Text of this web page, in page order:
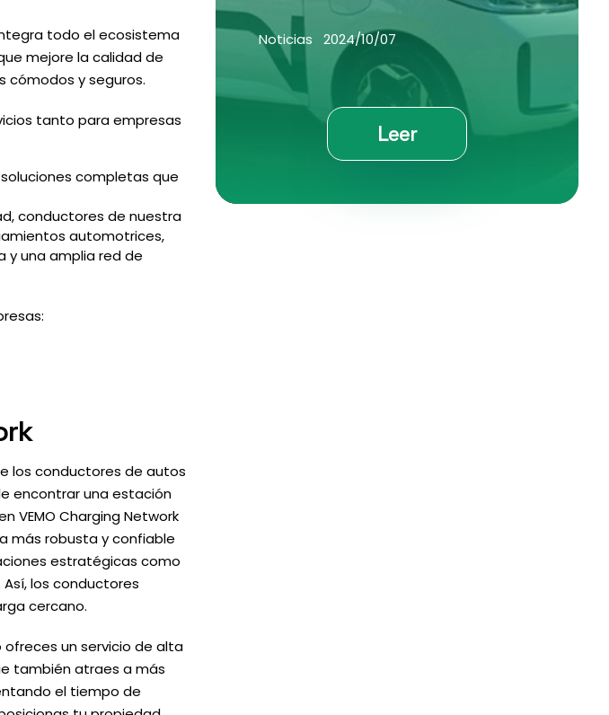
todo el ecosistema
mejore la calidad de
cómodos y seguros.
tanto para empresas
completas que
conductores de nuestra
automotrices,
y una amplia red de
los conductores de autos
encontrar una estación
VEMO Charging Network
más robusta y confiable
estratégicas como
los conductores
cercano.
un servicio de alta
también atraes a más
el tiempo de
Noticias 2024/10/07
Leer